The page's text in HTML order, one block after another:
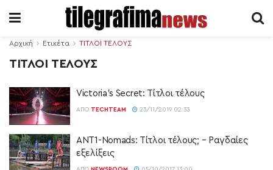
Αρχική Ετικέτα ΤΙΤΛΟΙ ΤΕΛΟΥΣ
ΤΙΤΛΟΙ ΤΕΛΟΥΣ
Victoria’s Secret: Τίτλοι τέλους
ΑΠΌ TECHTEAM 23/11/2019 02:33
ANT1-Nomads: Τίτλοι τέλους; – Ραγδαίες
εξελίξεις